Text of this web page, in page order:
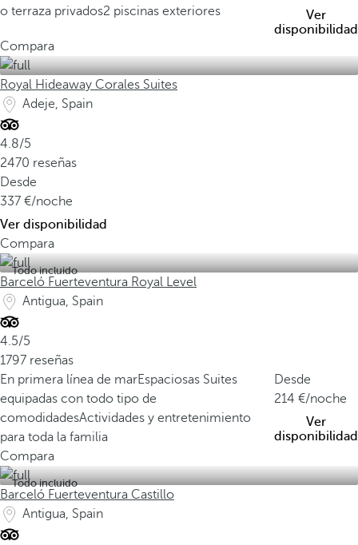
o terraza privados2 piscinas exteriores
Ver
disponibilidad
Compara
Royal Hideaway Corales Suites
Adeje, Spain
4.8/5
2470 reseñas
Desde
337
/noche
Ver disponibilidad
Compara
Todo incluido
Barceló Fuerteventura Royal Level
Antigua, Spain
4.5/5
1797 reseñas
En primera línea de marEspaciosas Suites
equipadas con todo tipo de
comodidadesActividades y entretenimiento
para toda la familia
Desde
214
/noche
Ver
disponibilidad
Compara
Todo incluido
Barceló Fuerteventura Castillo
Antigua, Spain